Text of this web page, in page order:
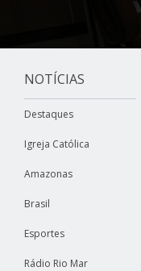
NOTÍCIAS
Destaques
Igreja Católica
Amazonas
Brasil
Esportes
Rádio Rio Mar